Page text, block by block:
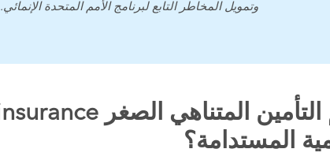
وتمويل المخاطر التابع لبرنامج الأمم المتحدة الإنمائي.
المستدامة؟